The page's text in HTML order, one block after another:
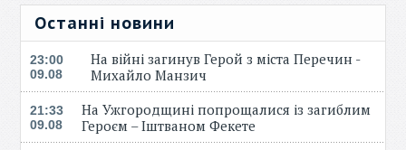
Останні новини
23:00
09.08
На війні загинув Герой з міста Перечин -
Михайло Манзич
21:33
09.08
На Ужгородщині попрощалися із загиблим
Героєм – Іштваном Фекете